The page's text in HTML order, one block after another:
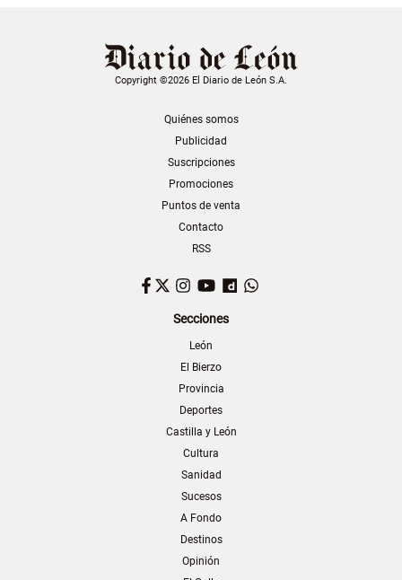
Copyright ©2026 El Diario de León S.A.
Quiénes somos
Publicidad
Suscripciones
Promociones
Puntos de venta
Contacto
RSS
Facebook
TwitterInstagram
YouTubeDailymotion
Secciones
León
El Bierzo
Provincia
Deportes
Castilla y León
Cultura
Sanidad
Sucesos
A Fondo
Destinos
Opinión